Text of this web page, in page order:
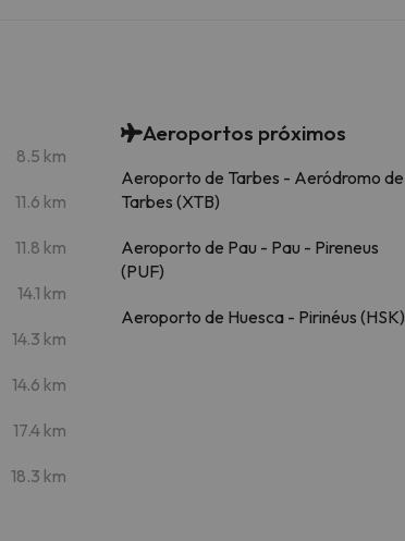
8.5 km
11.6 km
11.8 km
14.1 km
14.3 km
14.6 km
17.4 km
18.3 km
Aeroportos próximos
Aeroporto de Tarbes - Aeródromo de
Tarbes (XTB)
Aeroporto de Pau - Pau - Pireneus
(PUF)
Aeroporto de Huesca - Pirinéus (HSK)